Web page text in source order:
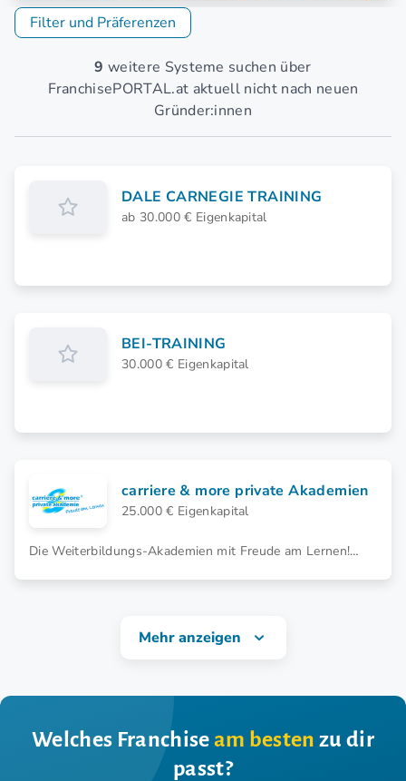
Filter und Präferenzen
9 weitere Systeme suchen über
FranchisePORTAL.at aktuell nicht nach neuen
Gründer:innen
DALE CARNEGIE TRAINING
ab 30.000 € Eigenkapital
BEI-TRAINING
30.000 € Eigenkapital
carriere & more private Akademien
25.000 € Eigenkapital
Die Weiterbildungs-Akademien mit Freude am Lernen!
Mehr anzeigen
Welches Franchiseam besten zu dir
passt?